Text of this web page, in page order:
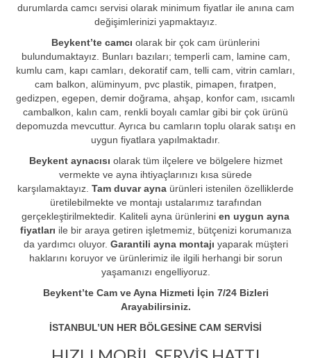
durumlarda camcı servisi olarak minimum fiyatlar ile anına cam
değişimlerinizi yapmaktayız.
Beykent’te camcı olarak bir çok cam ürünlerini
bulundumaktayız. Bunları bazıları; temperli cam, lamine cam,
kumlu cam, kapı camları, dekoratif cam, telli cam, vitrin camları,
cam balkon, alüminyum, pvc plastik, pimapen, fıratpen,
gedizpen, egepen, demir doğrama, ahşap, konfor cam, ısıcamlı
cambalkon, kalın cam, renkli boyalı camlar gibi bir çok ürünü
depomuzda mevcuttur. Ayrıca bu camların toplu olarak satışı en
uygun fiyatlara yapılmaktadır.
Beykent aynacısı olarak tüm ilçelere ve bölgelere hizmet
vermekte ve ayna ihtiyaçlarınızı kısa sürede
karşılamaktayız. Tam duvar ayna ürünleri istenilen özelliklerde
üretilebilmekte ve montajı ustalarımız tarafından
gerçekleştirilmektedir. Kaliteli ayna ürünlerini en uygun ayna
fiyatları ile bir araya getiren işletmemiz, bütçenizi korumanıza
da yardımcı oluyor. Garantili ayna montajı yaparak müşteri
haklarını koruyor ve ürünlerimiz ile ilgili herhangi bir sorun
yaşamanızı engelliyoruz.
Beykent’te Cam ve Ayna Hizmeti İçin 7/24 Bizleri
Arayabilirsiniz.
İSTANBUL’UN HER BÖLGESİNE CAM SERVİSİ